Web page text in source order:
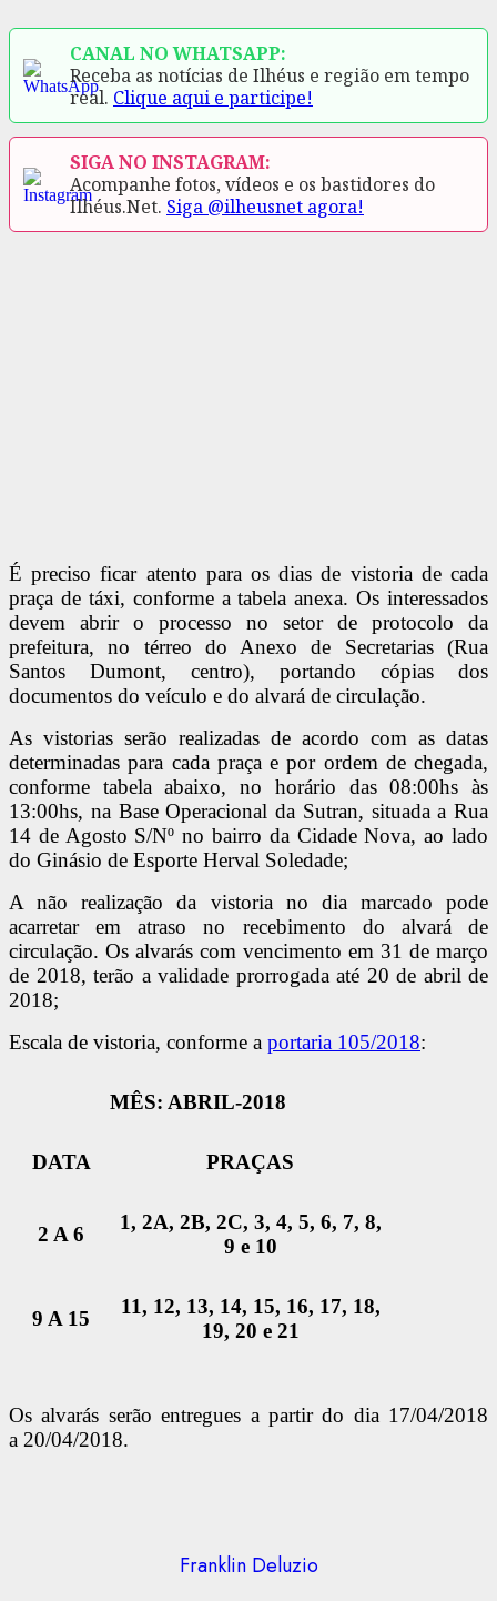
CANAL NO WHATSAPP:
Receba as notícias de Ilhéus e região em tempo
real. Clique aqui e participe!
SIGA NO INSTAGRAM:
Acompanhe fotos, vídeos e os bastidores do
Ilhéus.Net. Siga @ilheusnet agora!
É preciso ficar atento para os dias de vistoria de cada
praça de táxi, conforme a tabela anexa. Os interessados
devem abrir o processo no setor de protocolo da
prefeitura, no térreo do Anexo de Secretarias (Rua
Santos Dumont, centro), portando cópias dos
documentos do veículo e do alvará de circulação.
As vistorias serão realizadas de acordo com as datas
determinadas para cada praça e por ordem de chegada,
conforme tabela abaixo, no horário das 08:00hs às
13:00hs, na Base Operacional da Sutran, situada a Rua
14 de Agosto S/Nº no bairro da Cidade Nova, ao lado
do Ginásio de Esporte Herval Soledade;
A não realização da vistoria no dia marcado pode
acarretar em atraso no recebimento do alvará de
circulação. Os alvarás com vencimento em 31 de março
de 2018, terão a validade prorrogada até 20 de abril de
2018;
Escala de vistoria, conforme a portaria 105/2018:
MÊS: ABRIL-2018
DATA PRAÇAS
2 A 6
1, 2A, 2B, 2C, 3, 4, 5, 6, 7, 8,
9 e 10
9 A 15
11, 12, 13, 14, 15, 16, 17, 18,
19, 20 e 21
Os alvarás serão entregues a partir do dia 17/04/2018
a 20/04/2018.
Franklin Deluzio